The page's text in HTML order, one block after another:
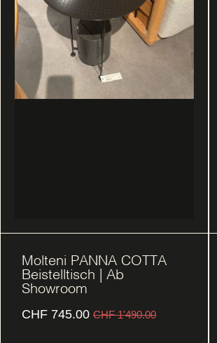
Molteni PANNA COTTA
Beistelltisch | Ab
Showroom
CHF 745.00 CHF1'490.00